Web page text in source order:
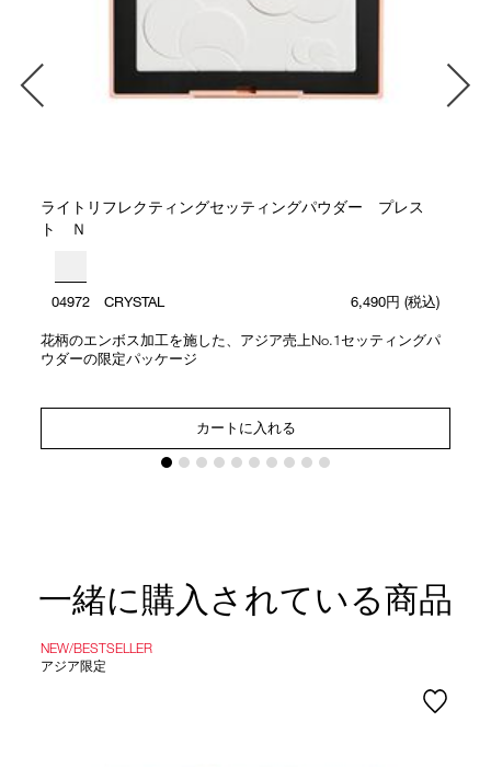
ライトリフレクティングセッティングパウダー プレス
ト Ｎ
04972 CRYSTAL 6,490円 (税込)
花柄のエンボス加工を施した、アジア売上No.1セッティングパ
ウダーの限定パッケージ
カートに入れる
一緒に購入されている商品
NEW/BESTSELLER
アジア限定